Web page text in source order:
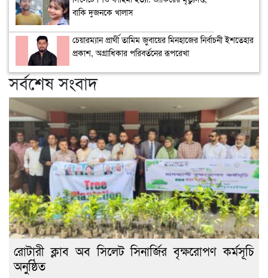
বাকি দুজনকে খালাস
চেয়ারম্যান প্রার্থী তামিম জুবায়ের মিনহাজের নির্বাচনী ইশতেহার
প্রকাশ, অগ্রাধিকার পরিবর্তনের রূপরেখা
সর্বশেষ সংবাদ
রোটারী ক্লাব অব সিলেট সিনার্জির বৃক্ষরোপণ কর্মসূচি
অনুষ্ঠিত